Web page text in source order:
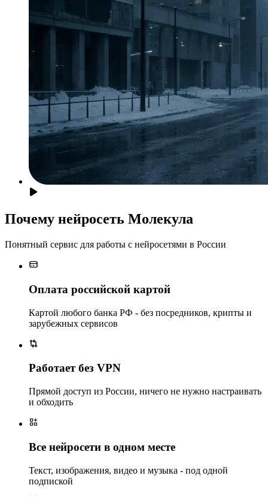
Почему нейросеть Молекула
Понятный сервис для работы с нейросетями в России
Оплата российской картой
Картой любого банка РФ - без посредников, крипты и
зарубежных сервисов
Работает без VPN
Прямой доступ из России, ничего не нужно настраивать
и обходить
Все нейросети в одном месте
Текст, изображения, видео и музыка - под одной
подпиской